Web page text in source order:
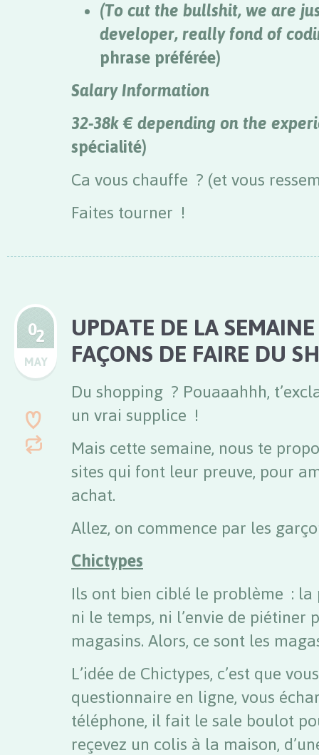
(To cut the bullshit, we are
developer, really fond of
phrase préférée)
Salary Information
32-38k € depending on the
spécialité)
Ca vous chauffe ? (et vous
Faites tourner !
UPDATE DE LA
FAÇONS DE FAIRE DU
02
MAY
Du shopping ? Pouaaahhh,
un vrai supplice !
Mais cette semaine, nous te
sites qui font leur preuve, pour
achat.
Allez, on commence par les
Chictypes
Ils ont bien ciblé le problème : la
ni le temps, ni l’envie de piétiner
magasins. Alors, ce sont les
L’idée de Chictypes, c’est que
questionnaire en ligne, vous
téléphone, il fait le sale boulot
reçevez un colis à la maison,